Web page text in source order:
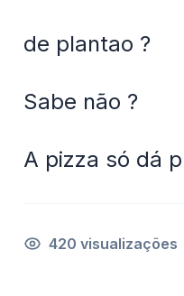
de plantao ?
Sabe não ?
A pizza só dá
420 visualizações